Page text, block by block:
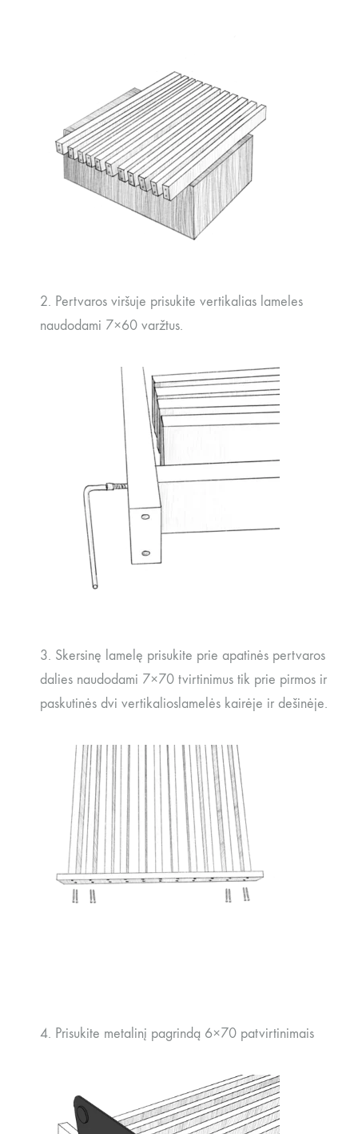
2. Pertvaros viršuje prisukite vertikalias lameles
naudodami 7×60 varžtus.
3. Skersinę lamelę prisukite prie apatinės pertvaros
dalies naudodami 7×70 tvirtinimus tik prie pirmos ir
paskutinės dvi vertikalioslamelės kairėje ir dešinėje.
4. Prisukite metalinį pagrindą 6×70 patvirtinimais